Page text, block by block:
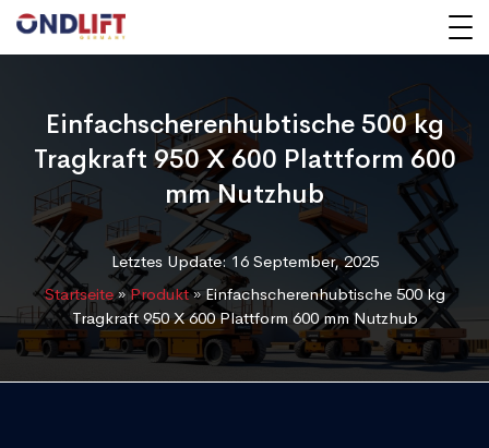
Einfachscherenhubtische 500 kg
Tragkraft 950 X 600 Plattform 600
mm Nutzhub
Letztes Update: 16 September, 2025
Startseite»Produkt» Einfachscherenhubtische 500 kg
Tragkraft 950 X 600 Plattform 600 mm Nutzhub